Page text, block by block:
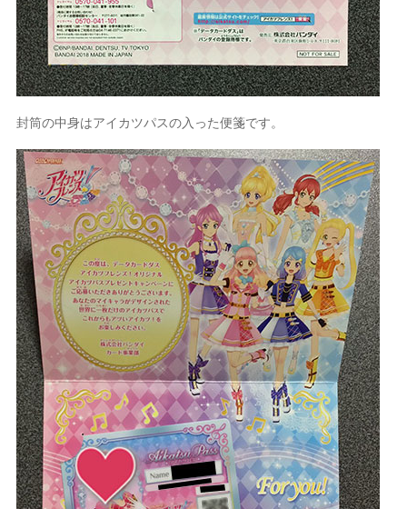
封筒の中身はアイカツパスの入った便箋です。